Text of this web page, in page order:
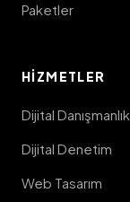
Paketler
HIZMETLER
Dijital Danışmanlık
Dijital Denetim
Web Tasarım